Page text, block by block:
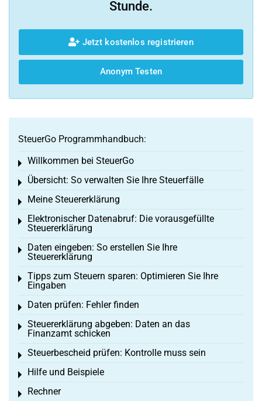
Stunde.
Jetzt kostenlos registrieren
Anonym Testen
SteuerGo Programmhandbuch:
Willkommen bei SteuerGo
Toggle menu
Übersicht: So verwalten Sie Ihre Steuerfälle
Toggle menu
Meine Steuererklärung
Toggle menu
Elektronischer Datenabruf: Die vorausgefüllte
Steuererklärung
Toggle menu
Daten eingeben: So erstellen Sie Ihre
Steuererklärung
Toggle menu
Tipps zum Steuern sparen: Optimieren Sie Ihre
Eingaben
Toggle menu
Daten prüfen: Fehler finden
Toggle menu
Steuererklärung abgeben: Daten an das
Finanzamt schicken
Toggle menu
Steuerbescheid prüfen: Kontrolle muss sein
Toggle menu
Hilfe und Beispiele
Toggle menu
Rechner
Toggle menu